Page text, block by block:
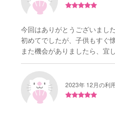
今回はありがとうございまし
初めてでしたが、子供もすぐ
また機会がありましたら、宜
2023年 12月の利